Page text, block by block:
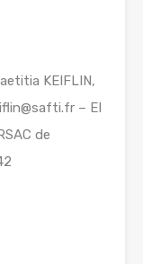
KEIFLIN,
– EI
de